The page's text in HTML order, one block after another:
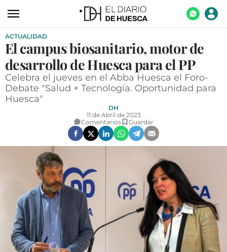
ACTUALIDAD
ECONOMÍA
TECNOLOGÍA
TURISMO
CULTURA
SOCIEDAD
OPINIÓN
GALERÍAS
VÍDEOS
CONTACTAR
ACTUALIDAD
El campus biosanitario, motor de
desarrollo de Huesca para el PP
Celebra el jueves en el Abba Huesca el Foro-
Debate "Salud + Tecnología. Oportunidad para
Huesca"
DH
11 de Abril de 2023
Comentarios
Guardar